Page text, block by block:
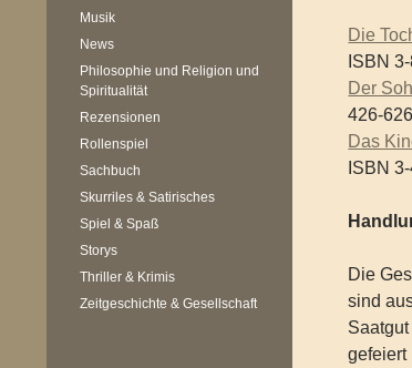
Die
ISBN
Der
426-
Das
ISBN
Die
sind
gefeiert
Musik
News
Philosophie und Religion und
Spiritualität
Rezensionen
Rollenspiel
Sachbuch
Skurriles & Satirisches
Spiel & Spaß
Storys
Thriller & Krimis
Zeitgeschichte & Gesellschaft